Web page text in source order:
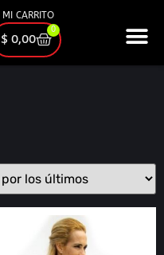
MI CARRITO
$ 0,00
0